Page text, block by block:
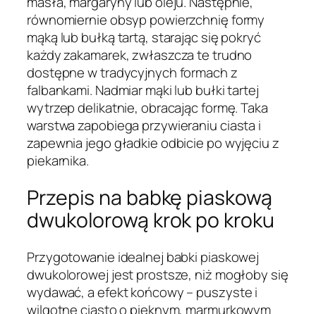
równomiernie obsyp powierzchnię formy
mąką lub bułką tartą, starając się pokryć
każdy zakamarek, zwłaszcza te trudno
dostępne w tradycyjnych formach z
falbankami. Nadmiar mąki lub bułki tartej
wytrzep delikatnie, obracając formę. Taka
warstwa zapobiega przywieraniu ciasta i
zapewnia jego gładkie odbicie po wyjęciu z
piekarnika.
Przepis na babkę piaskową
dwukolorową krok po kroku
Przygotowanie idealnej babki piaskowej
dwukolorowej jest prostsze, niż mogłoby się
wydawać, a efekt końcowy – puszyste i
wilgotne ciasto o pięknym, marmurkowym